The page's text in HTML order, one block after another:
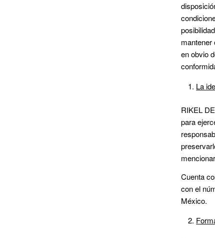
en obvio
La
RIKEL
para
Cuenta
con el
México.